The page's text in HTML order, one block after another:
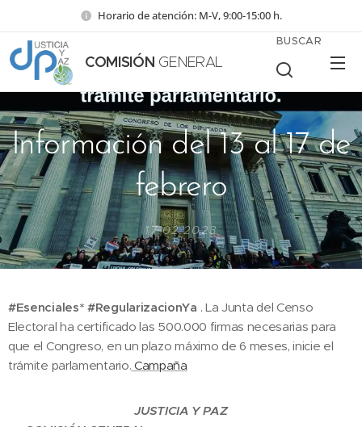
Horario de atención: M-V, 9:00-15:00 h.
COMISIÓN GENERAL
BUSCAR
Información del 13 al 17 de
febrero
17.02.2023
#Esenciales* #RegularizacionYa . La Junta del Censo
Electoral ha certificado las 500.000 firmas necesarias para
que el Congreso, en un plazo máximo de 6 meses, inicie el
trámite parlamentario. Campaña
JUSTICIA Y PAZ